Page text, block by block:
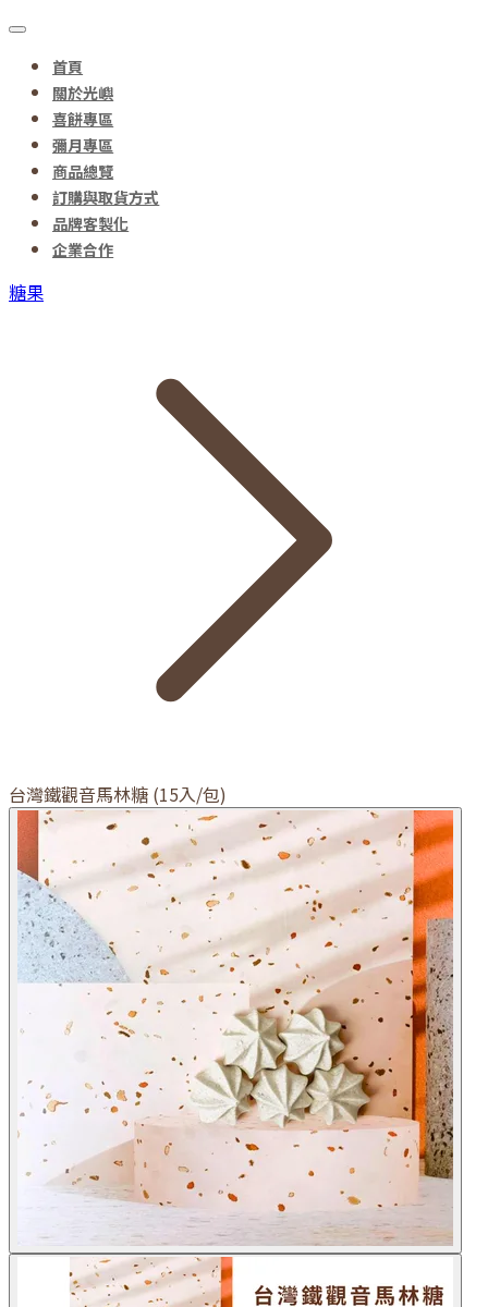
首頁
關於光嶼
喜餅專區
彌月專區
商品總覽
訂購與取貨方式
品牌客製化
企業合作
糖果
台灣鐵觀音馬林糖 (15入/包)